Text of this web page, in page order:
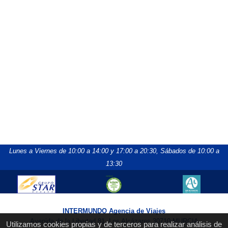
Utilizamos cookies propias y de terceros para realizar análisis de
Lunes a Viernes de 10:00 a 14:00 y 17:00 a 20:30, Sábados de 10:00 a
13:30
INTERMUNDO Agencia de Viajes
Avenida de la Libertad 81, Los Alcázares 30710 MURCIA